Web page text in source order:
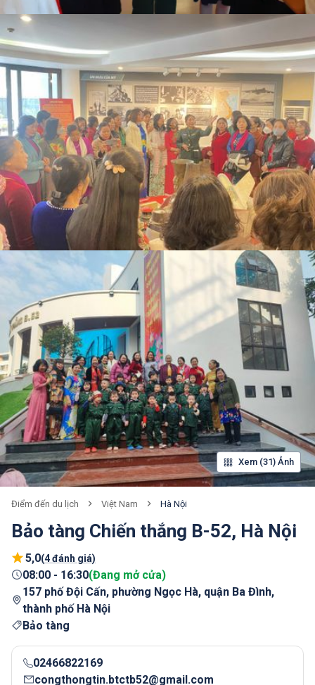
Xem (31) Ảnh
Điểm đến du lịch Việt Nam Hà Nội
Bảo tàng Chiến thắng B-52, Hà Nội
5,0(4 đánh giá)
08:00 - 16:30(Đang mở cửa)
157 phố Đội Cấn, phường Ngọc Hà, quận Ba Đình,
thành phố Hà Nội
Bảo tàng
02466822169
congthongtin.btctb52@gmail.com